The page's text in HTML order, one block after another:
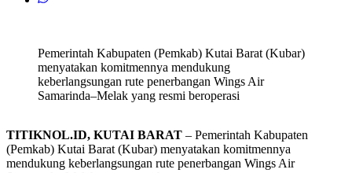
Pemerintah Kabupaten (Pemkab) Kutai Barat (Kubar)
menyatakan komitmennya mendukung
keberlangsungan rute penerbangan Wings Air
Samarinda–Melak yang resmi beroperasi
TITIKNOL.ID, KUTAI BARAT – Pemerintah Kabupaten
(Pemkab) Kutai Barat (Kubar) menyatakan komitmennya
mendukung keberlangsungan rute penerbangan Wings Air